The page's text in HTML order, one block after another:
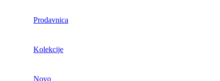
Prodavnica
Kolekcije
Novo